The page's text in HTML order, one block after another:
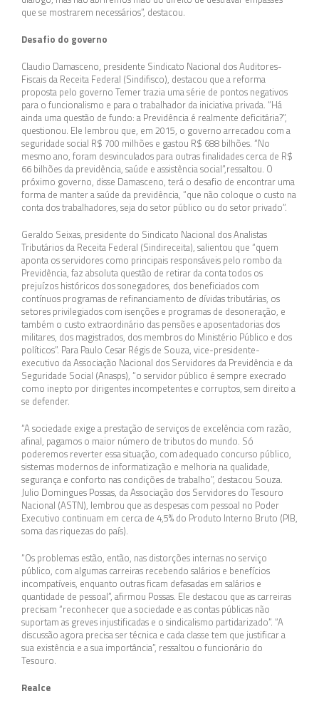
que se mostrarem necessários”, destacou.
Desafio do governo
Claudio Damasceno, presidente Sindicato Nacional dos Auditores-
Fiscais da Receita Federal (Sindifisco), destacou que a reforma
proposta pelo governo Temer trazia uma série de pontos negativos
para o funcionalismo e para o trabalhador da iniciativa privada. “Há
ainda uma questão de fundo: a Previdência é realmente deficitária?”,
questionou. Ele lembrou que, em 2015, o governo arrecadou com a
seguridade social R$ 700 milhões e gastou R$ 688 bilhões. “No
mesmo ano, foram desvinculados para outras finalidades cerca de R$
66 bilhões da previdência, saúde e assistência social”,ressaltou. O
próximo governo, disse Damasceno, terá o desafio de encontrar uma
forma de manter a saúde da previdência, “que não coloque o custo na
conta dos trabalhadores, seja do setor público ou do setor privado”.
Geraldo Seixas, presidente do Sindicato Nacional dos Analistas
Tributários da Receita Federal (Sindireceita), salientou que “quem
aponta os servidores como principais responsáveis pelo rombo da
Previdência, faz absoluta questão de retirar da conta todos os
prejuízos históricos dos sonegadores, dos beneficiados com
contínuos programas de refinanciamento de dívidas tributárias, os
setores privilegiados com isenções e programas de desoneração, e
também o custo extraordinário das pensões e aposentadorias dos
militares, dos magistrados, dos membros do Ministério Público e dos
políticos”. Para Paulo Cesar Régis de Souza, vice-presidente-
executivo da Associação Nacional dos Servidores da Previdência e da
Seguridade Social (Anasps), “o servidor público é sempre execrado
como inepto por dirigentes incompetentes e corruptos, sem direito a
se defender.
“A sociedade exige a prestação de serviços de excelência com razão,
afinal, pagamos o maior número de tributos do mundo. Só
poderemos reverter essa situação, com adequado concurso público,
sistemas modernos de informatização e melhoria na qualidade,
segurança e conforto nas condições de trabalho”, destacou Souza.
Julio Domingues Possas, da Associação dos Servidores do Tesouro
Nacional (ASTN), lembrou que as despesas com pessoal no Poder
Executivo continuam em cerca de 4,5% do Produto Interno Bruto (PIB,
soma das riquezas do país).
“Os problemas estão, então, nas distorções internas no serviço
público, com algumas carreiras recebendo salários e benefícios
incompatíveis, enquanto outras ficam defasadas em salários e
quantidade de pessoal”, afirmou Possas. Ele destacou que as carreiras
precisam “reconhecer que a sociedade e as contas públicas não
suportam as greves injustificadas e o sindicalismo partidarizado”. “A
discussão agora precisa ser técnica e cada classe tem que justificar a
sua existência e a sua importância”, ressaltou o funcionário do
Tesouro.
Realce